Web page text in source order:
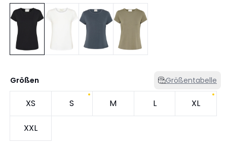
Größen Größentabelle
XS S M L XL
XXL